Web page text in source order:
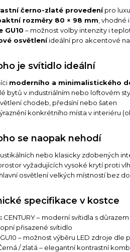
černo-zlaté provedenípro
rozměry 80 × 98 mm ,
GU10 – možnost volby intenzity i
osvětleníideální pro akcentové
je svítidlo ideální
moderního a minimalistického
bytů v industriálním nebo loftovém
chodeb, předsíní nebo šaten
konkrétního místa v interiéru
se naopak nehodí
nebo klasicky zdobených
vyžadujících vysoké krytí proti
hlavní osvětlení velkých místností bez
specifikace v kostce
CENTURY – moderní svítidla s
přisazené svítidlo
GU10 – možnost výběru LED zdroje dle
/ zlatá – elegantní kontrastní